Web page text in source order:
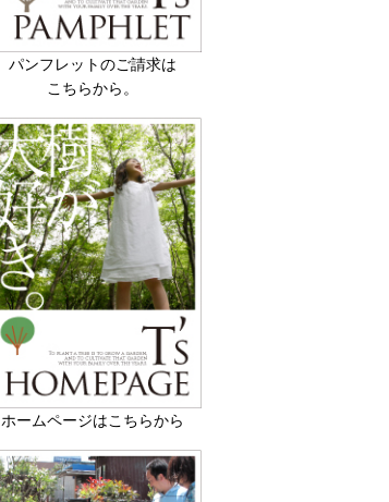
パンフレットのご請求は
こちらから。
ホームページはこちらから